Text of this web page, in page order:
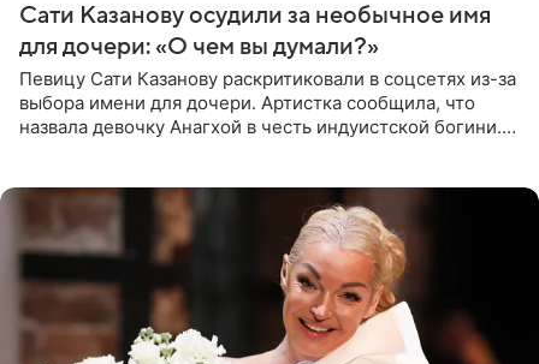
Сати Казанову осудили за необычное имя
для дочери: «О чем вы думали?»
Певицу Сати Казанову раскритиковали в соцсетях из-за
выбора имени для дочери. Артистка сообщила, что
назвала девочку Анагхой в честь индуистской богини.